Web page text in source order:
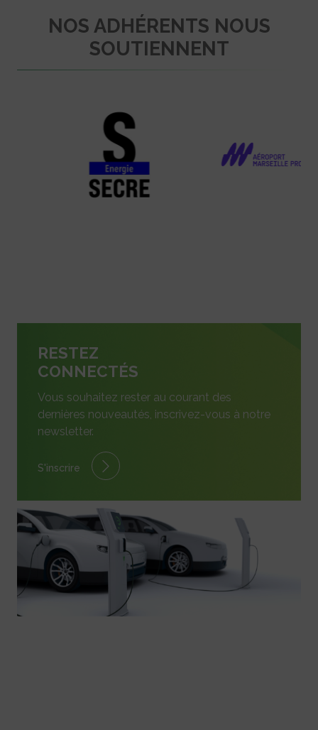
NOS ADHÉRENTS NOUS
SOUTIENNENT
RESTEZ
CONNECTÉS
Vous souhaitez rester au courant des
dernières nouveautés, inscrivez-vous à notre
newsletter.
S'inscrire